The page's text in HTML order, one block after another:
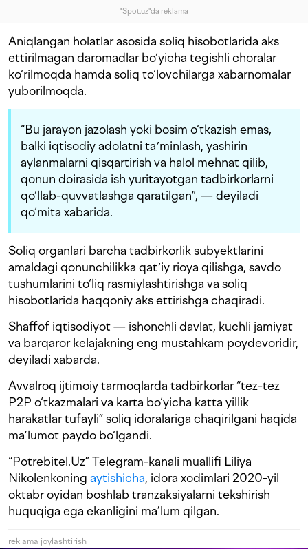
"Spot.uz"da reklama
Aniqlangan holatlar asosida soliq hisobotlarida aks
ettirilmagan daromadlar bo‘yicha tegishli choralar
ko‘rilmoqda hamda soliq to‘lovchilarga xabarnomalar
yuborilmoqda.
“Bu jarayon jazolash yoki bosim o‘tkazish emas,
balki iqtisodiy adolatni taʼminlash, yashirin
aylanmalarni qisqartirish va halol mehnat qilib,
qonun doirasida ish yuritayotgan tadbirkorlarni
qo‘llab-quvvatlashga qaratilgan”, — deyiladi
qo‘mita xabarida.
Soliq organlari barcha tadbirkorlik subyektlarini
amaldagi qonunchilikka qatʼiy rioya qilishga, savdo
tushumlarini to‘liq rasmiylashtirishga va soliq
hisobotlarida haqqoniy aks ettirishga chaqiradi.
Shaffof iqtisodiyot — ishonchli davlat, kuchli jamiyat
va barqaror kelajakning eng mustahkam poydevoridir,
deyiladi xabarda.
Avvalroq ijtimoiy tarmoqlarda tadbirkorlar “tez-tez
P2P o‘tkazmalari va karta bo‘yicha katta yillik
harakatlar tufayli” soliq idoralariga chaqirilgani haqida
ma’lumot paydo bo‘lgandi.
“Potrebitel.Uz” Telegram-kanali muallifi Liliya
Nikolenkoning aytishicha, idora xodimlari 2020-yil
oktabr oyidan boshlab tranzaksiyalarni tekshirish
huquqiga ega ekanligini ma’lum qilgan.
reklama joylashtirish